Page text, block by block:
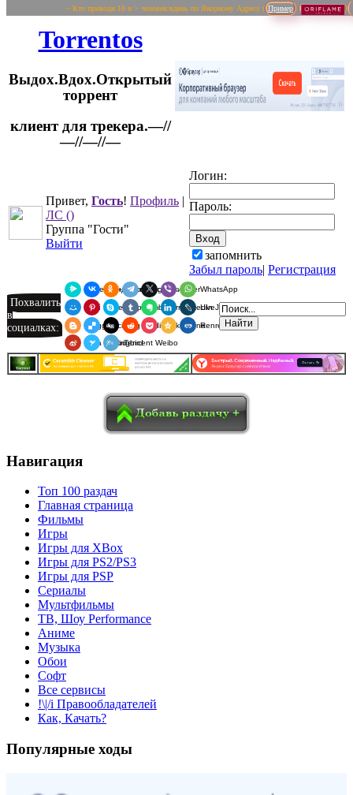
~ Кто приводи 10 и > человек/вдень по Якорному Адресу ( Пример
Torrentos
Выдох.Вдох.Открытый
торрент
Привет, Гость! Профиль |
ЛС ()
Группа "Гости"
Выйти
Логин:
Пароль:
запомнить
Забыл пароль| Регистрация
Похвалить
в
социалках:
Я.Мессенджер
ВКонтакте
Одноклассники
Telegram
X ViberWhatsApp
Мой МирPinterest
SkypeTumblrEvernoteLinkedInLiveJournal
BloggerDelicious
Digg redditPocketQzoneRenren
Sina Weibo
SurfingbirdTencent Weibo
Навигация
Топ 100 раздач
Главная страница
Фильмы
Игры
Игры для XBox
Игры для PS2/PS3
Игры для PSP
Сериалы
Мультфильмы
ТВ, Шоу Performance
Аниме
Музыка
Обои
Софт
Все сервисы
!\|/i Правообладателей
Как, Качать?
Популярные ходы